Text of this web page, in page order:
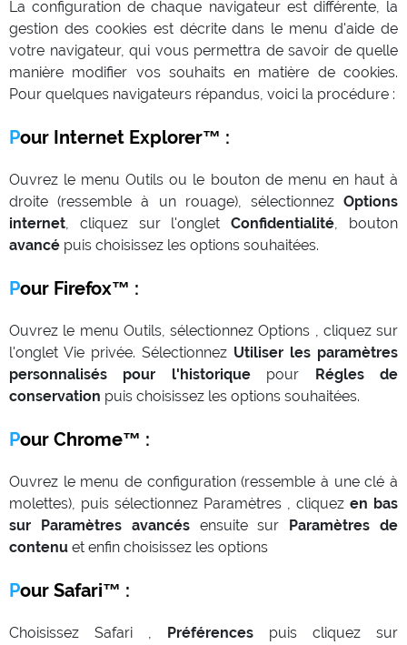
La configuration de chaque navigateur est différente, la
gestion des cookies est décrite dans le menu d'aide de
votre navigateur, qui vous permettra de savoir de quelle
manière modifier vos souhaits en matière de cookies.
Pour quelques navigateurs répandus, voici la procédure :
Pour Internet Explorer™ :
Ouvrez le menu Outils ou le bouton de menu en haut à
droite (ressemble à un rouage), sélectionnez Options
internet, cliquez sur l'ongletConfidentialité, bouton
avancé puis choisissez les options souhaitées.
Pour Firefox™ :
Ouvrez le menu Outils, sélectionnez Options , cliquez sur
l'onglet Vie privée. Sélectionnez Utiliser les paramètres
personnalisés pour l'historiquepour Régles de
conservation puis choisissez les options souhaitées.
Pour Chrome™ :
Ouvrez le menu de configuration (ressemble à une clé à
molettes), puis sélectionnez Paramètres , cliquez en bas
sur Paramètres avancésensuite sur Paramètres de
contenu et enfin choisissez les options
Pour Safari™ :
Choisissez Safari , Préférences puis cliquez sur